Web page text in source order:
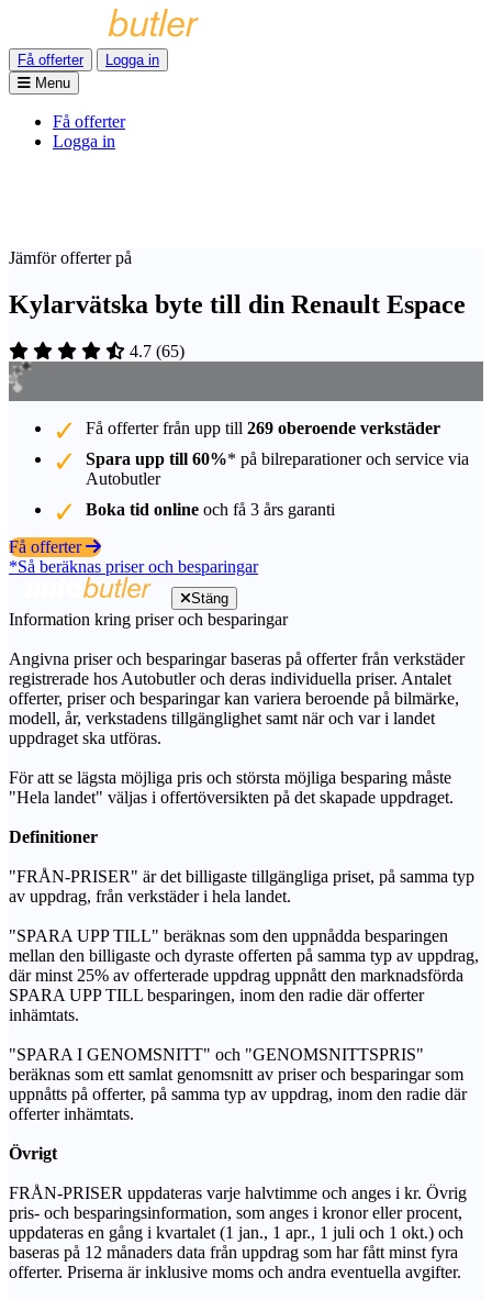
Få offerter
Logga in
Menu
Få offerter
Logga in
Jämför offerter på
Kylarvätska byte till din Renault Espace
4.7 (65)
Få offerter från upp till 269 oberoende verkstäder
Spara upp till 60%* på bilreparationer och service via
Autobutler
Boka tid online och få 3 års garanti
Få offerter
*Så beräknas priser och besparingar
Stäng
Information kring priser och besparingar
Angivna priser och besparingar baseras på offerter från verkstäder
registrerade hos Autobutler och deras individuella priser. Antalet
offerter, priser och besparingar kan variera beroende på bilmärke,
modell, år, verkstadens tillgänglighet samt när och var i landet
uppdraget ska utföras.
För att se lägsta möjliga pris och största möjliga besparing måste
"Hela landet" väljas i offertöversikten på det skapade uppdraget.
Definitioner
"FRÅN-PRISER" är det billigaste tillgängliga priset, på samma typ
av uppdrag, från verkstäder i hela landet.
"SPARA UPP TILL" beräknas som den uppnådda besparingen
mellan den billigaste och dyraste offerten på samma typ av uppdrag,
där minst 25% av offerterade uppdrag uppnått den marknadsförda
SPARA UPP TILL besparingen, inom den radie där offerter
inhämtats.
"SPARA I GENOMSNITT" och "GENOMSNITTSPRIS"
beräknas som ett samlat genomsnitt av priser och besparingar som
uppnåtts på offerter, på samma typ av uppdrag, inom den radie där
offerter inhämtats.
Övrigt
FRÅN-PRISER uppdateras varje halvtimme och anges i kr. Övrig
pris- och besparingsinformation, som anges i kronor eller procent,
uppdateras en gång i kvartalet (1 jan., 1 apr., 1 juli och 1 okt.) och
baseras på 12 månaders data från uppdrag som har fått minst fyra
offerter. Priserna är inklusive moms och andra eventuella avgifter.